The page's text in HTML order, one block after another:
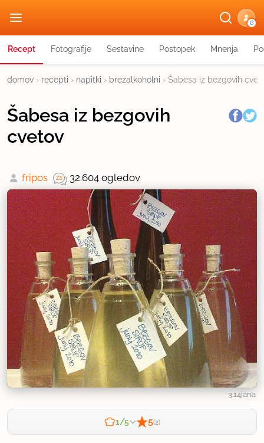
G
Recept Fotografije Sestavine Postopek Mnenja
domov › recepti › napitki › brezalkoholni › Šabesa iz bezgovih
Šabesa iz bezgovih
cvetov
fripos 32.604 ogledov
3.14jana
1/5 5(2)